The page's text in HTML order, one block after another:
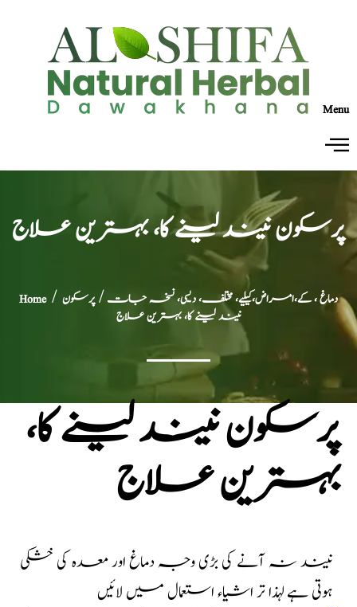
Menu
پرسکون نیند لینے کا، بہترین علاج
Home/ دماغ ، کے،امراض،کیلیے، مختلف، دیسی، نسخہ جات / پرسکون
نیند لینے کا، بہترین علاج
پرسکون نیند لینے کا،
بہترین علاج
نیند نہ آنے کی بڑی وجہ دماغ اور معدہ کی خشکی
ہوتی ہے لہذا تر اشیاء استعمال میں لائیں